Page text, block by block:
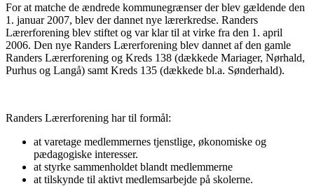
For at matche de ændrede kommunegrænser der blev gældende den
1. januar 2007, blev der dannet nye lærerkredse. Randers
Lærerforening blev stiftet og var klar til at virke fra den 1. april
2006. Den nye Randers Lærerforening blev dannet af den gamle
Randers Lærerforening og Kreds 138 (dækkede Mariager, Nørhald,
Purhus og Langå) samt Kreds 135 (dækkede bl.a. Sønderhald).
Randers Lærerforening har til formål:
at varetage medlemmernes tjenstlige, økonomiske og
pædagogiske interesser.
at styrke sammenholdet blandt medlemmerne
at tilskynde til aktivt medlemsarbejde på skolerne.